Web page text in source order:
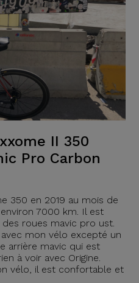
II 350
Pro Carbon
350 en 2019 au mois de
7000 km. Il est
roues mavic pro ust.
mon vélo excepté un
arrière mavic qui est
à voir avec Origine.
vélo, il est confortable et